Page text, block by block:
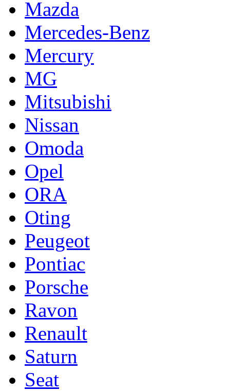
Mazda
Mercedes-Benz
Mercury
MG
Mitsubishi
Nissan
Omoda
Opel
ORA
Oting
Peugeot
Pontiac
Porsche
Ravon
Renault
Saturn
Seat